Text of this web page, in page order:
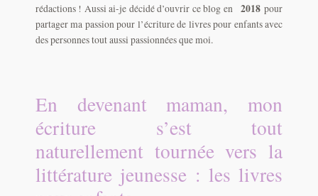
rédactions ! Aussi ai-je décidé d’ouvrir ce blog en 2018pour
partager ma passion pour l’écriture de livres pour enfants avec
des personnes tout aussi passionnées que moi.
En devenant maman, mon
écriture s’est tout
naturellement tournée vers la
littérature jeunesse : les livres